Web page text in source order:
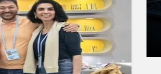
Tv’de Marka
Programına Konuk